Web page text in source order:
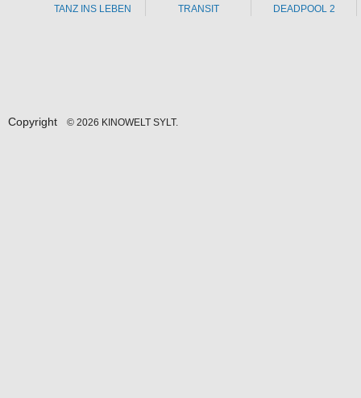
TANZ INS LEBEN TRANSIT DEADPOOL 2
Copyright © 2026 KINOWELT SYLT.